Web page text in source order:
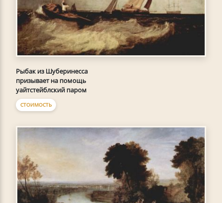
Рыбак из Шуберинесса
призывает на помощь
уайтстейблский паром
СТОИМОСТЬ